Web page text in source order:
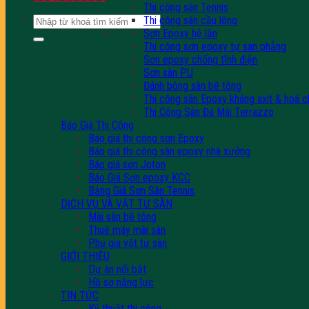
Tìm
kiếm:
Thi công sân Tennis
Thi công sân cầu lông
Sơn Epoxy hệ lăn
Thi công sơn epoxy tự san phẳng
Sơn epoxy chống tĩnh điện
Sơn sàn PU
Đánh bóng sàn bê tông
Thi công sàn Epoxy kháng axit & hoá
Thi Công Sàn Đá Mài Terrazzo
Báo Giá Thi Công
Báo giá thi công sơn Epoxy
Báo giá thi công sàn epoxy nhà xưởng
Báo giá sơn Joton
Báo Giá Sơn epoxy KCC
Bảng Giá Sơn Sân Tennis
DỊCH VỤ VÀ VẬT TƯ SÀN
Mài sàn bê tông
Thuê máy mài sàn
Phụ gia vật tư sàn
GIỚI THIỆU
Dự án nổi bật
Hồ sơ năng lực
TIN TỨC